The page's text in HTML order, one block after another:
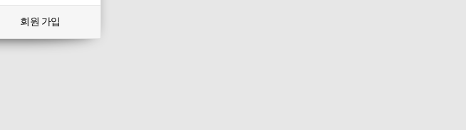
회원 가입